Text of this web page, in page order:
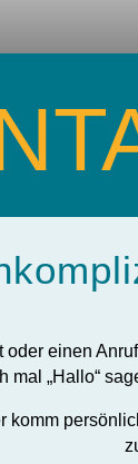
einen
mal „Hallo“
komm